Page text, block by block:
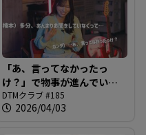
「あ、言ってなかったっ
け？」で物事が進んでいく
＠DTMクラブ #185
DTMクラブ #185
2026/04/03